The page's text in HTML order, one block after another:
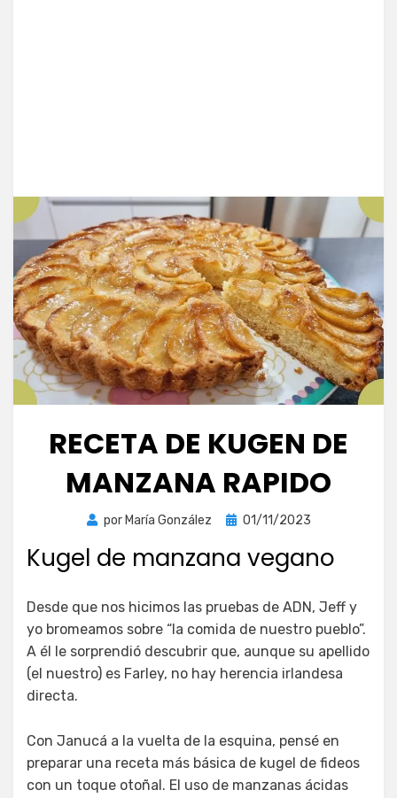
RECETA DE KUGEN DE
MANZANA RAPIDO
por María González
Publicada
01/11/2023
Kugel de manzana vegano
Desde que nos hicimos las pruebas de ADN, Jeff y
yo bromeamos sobre “la comida de nuestro pueblo”.
A él le sorprendió descubrir que, aunque su apellido
(el nuestro) es Farley, no hay herencia irlandesa
directa.
Con Janucá a la vuelta de la esquina, pensé en
preparar una receta más básica de kugel de fideos
con un toque otoñal. El uso de manzanas ácidas